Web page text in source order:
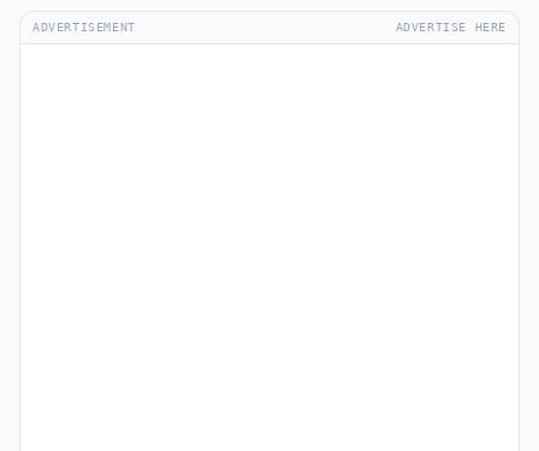
ADVERTISEMENT ADVERTISE HERE